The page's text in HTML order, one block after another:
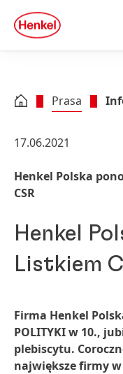
Skip to footer
quick
search
Prasa
17.06.2021
Henkel Polska
CSR
Henkel
Listkiem
Firma Henkel
POLITYKI w 10.,
plebiscytu.
największe firmy